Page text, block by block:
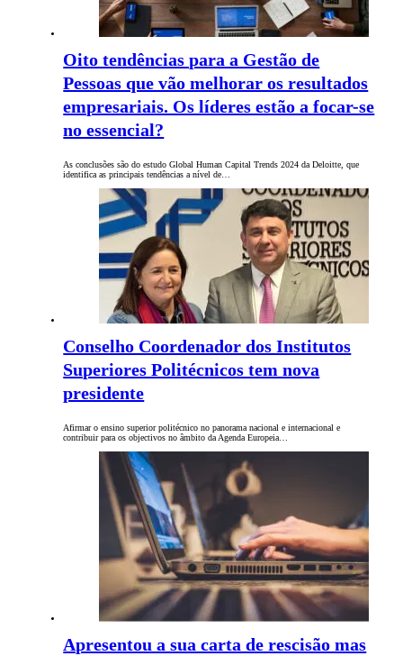
Oito tendências para a Gestão de
Pessoas que vão melhorar os resultados
empresariais. Os líderes estão a focar-se
no essencial?
As conclusões são do estudo Global Human Capital Trends 2024 da Deloitte, que
identifica as principais tendências a nível de…
Conselho Coordenador dos Institutos
Superiores Politécnicos tem nova
presidente
Afirmar o ensino superior politécnico no panorama nacional e internacional e
contribuir para os objectivos no âmbito da Agenda Europeia…
Apresentou a sua carta de rescisão mas